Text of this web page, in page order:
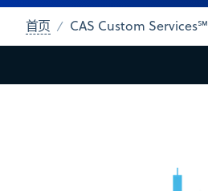
首页 CAS Custom Services℠